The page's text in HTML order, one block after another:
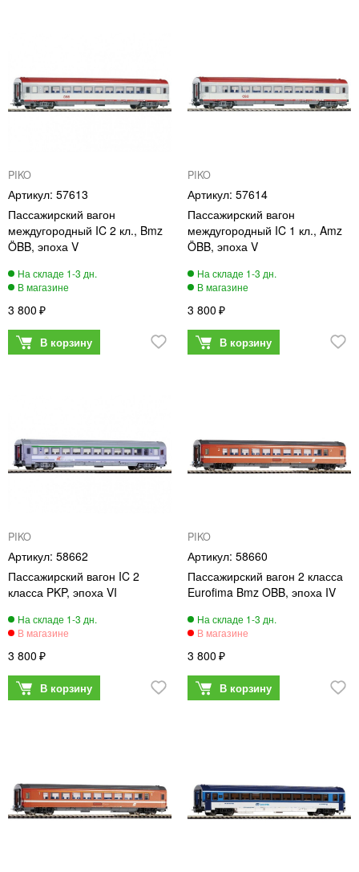
PIKO
57613
Пассажирский вагон
междугородный IC 2 кл., Bmz
ÖBB, эпоха V
3 800
PIKO
57614
Пассажирский вагон
междугородный IC 1 кл., Amz
ÖBB, эпоха V
3 800
PIKO
58662
Пассажирский вагон IC 2
класса PKP, эпоха VI
3 800
PIKO
58660
Пассажирский вагон 2 класса
Eurofima Bmz OBB, эпоха IV
3 800